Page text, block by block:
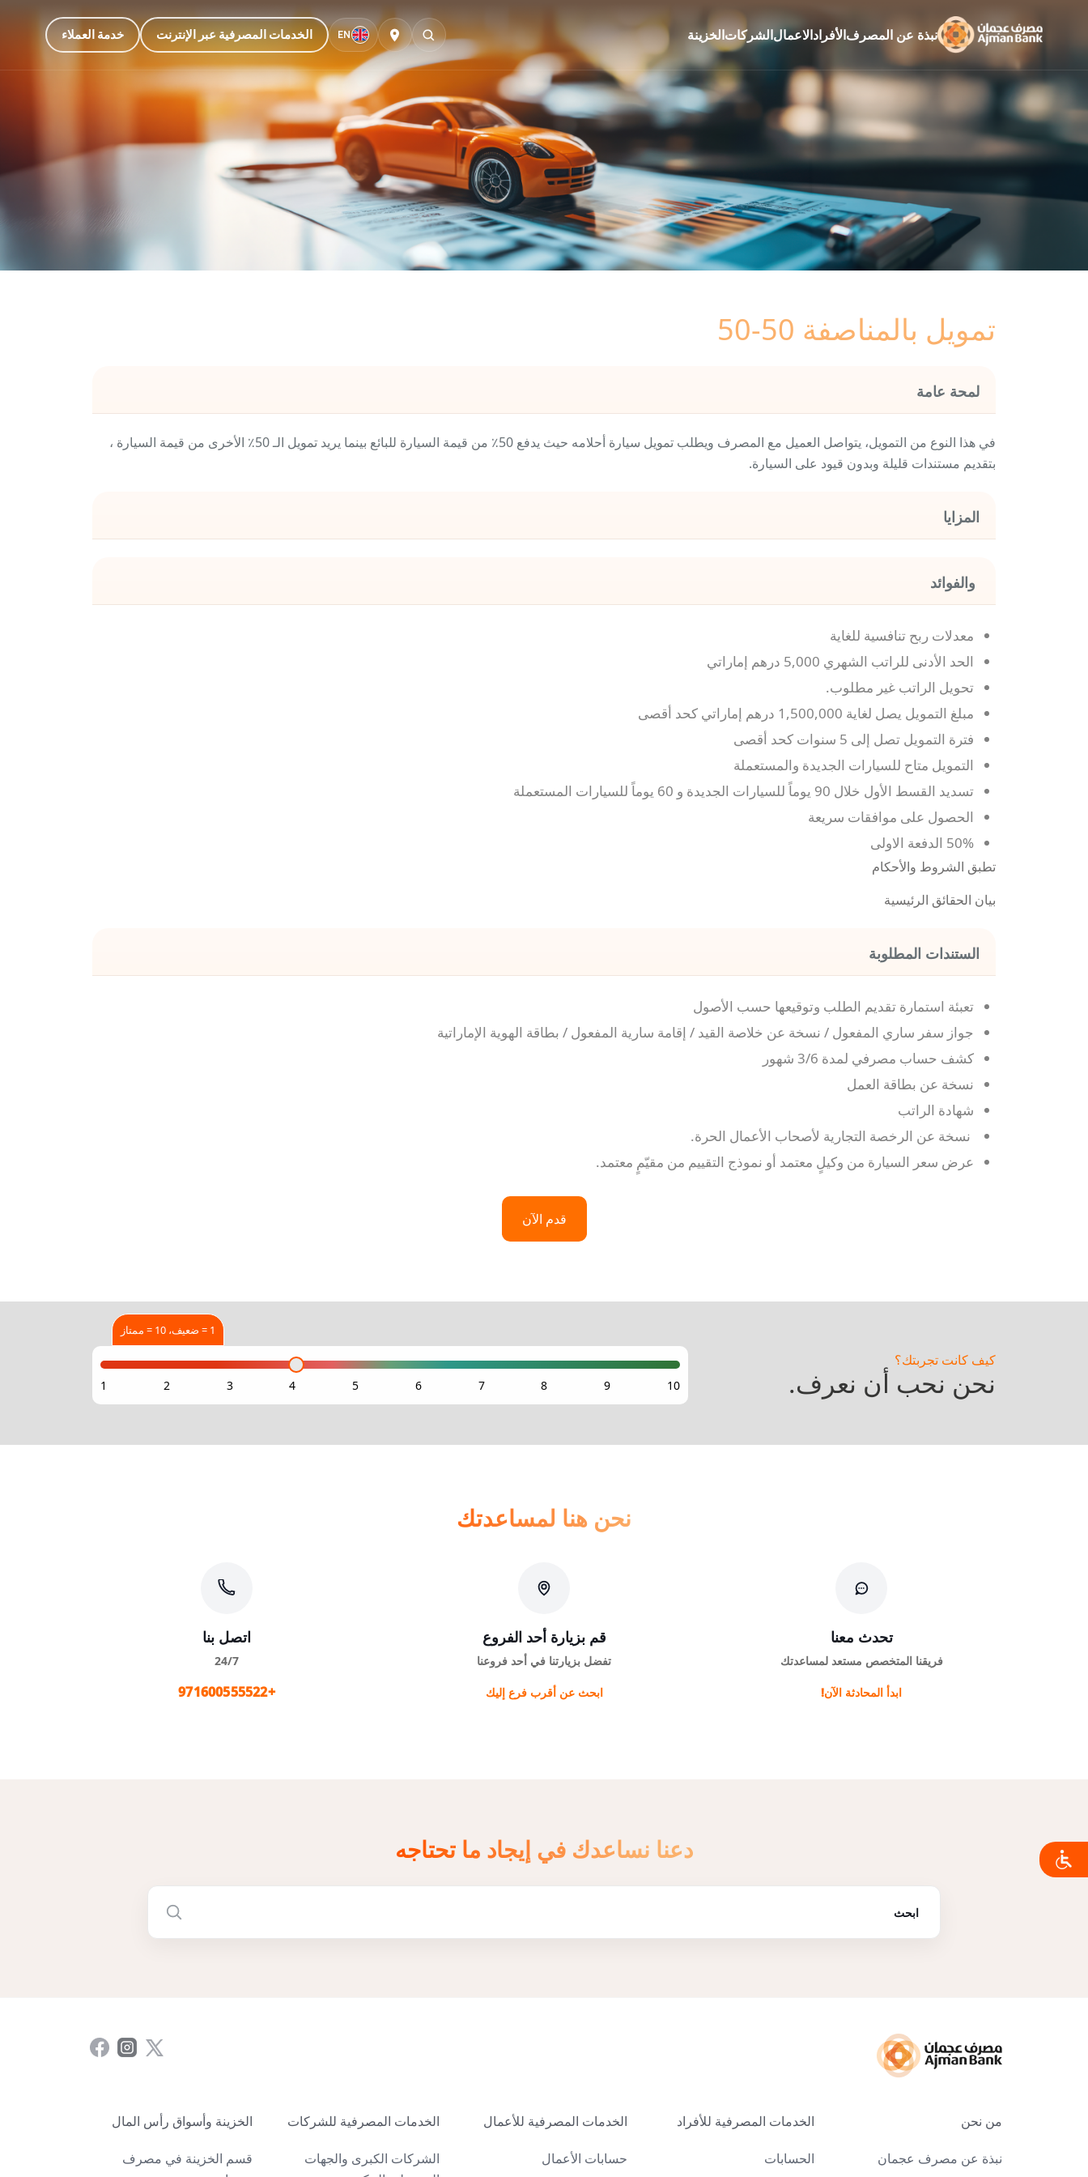
نبذة عن المصرفالأفرادالاعمالالشركاتالخزينة EN الخدمات المصرفية عبر الإنترنت خدمة العملاء
تمويل بالمناصفة 50-50
لمحة عامة
في هذا النوع من التمويل، يتواصل العميل مع المصرف ويطلب تمويل سيارة أحلامه حيث يدفع 50٪ من قيمة السيارة للبائع بينما يريد تمويل الـ 50٪ الأخرى من قيمة السيارة ،
بتقديم مستندات قليلة وبدون قيود على السيارة.
المزايا
والفوائد
معدلات ربح تنافسية للغاية
الحد الأدنى للراتب الشهري 5,000 درهم إماراتي
تحويل الراتب غير مطلوب.
مبلغ التمويل يصل لغاية 1,500,000 درهم إماراتي كحد أقصى
فترة التمويل تصل إلى 5 سنوات كحد أقصى
التمويل متاح للسيارات الجديدة والمستعملة
تسديد القسط الأول خلال 90 يوماً للسيارات الجديدة و 60 يوماً للسيارات المستعملة
الحصول على موافقات سريعة
50% الدفعة الاولى
تطبق الشروط والأحكام
بيان الحقائق الرئيسية
الستندات المطلوبة
تعبئة استمارة تقديم الطلب وتوقيعها حسب الأصول
جواز سفر ساري المفعول / نسخة عن خلاصة القيد / إقامة سارية المفعول / بطاقة الهوية الإماراتية
كشف حساب مصرفي لمدة 3/6 شهور
نسخة عن بطاقة العمل
شهادة الراتب
نسخة عن الرخصة التجارية لأصحاب الأعمال الحرة.
عرض سعر السيارة من وكيلٍ معتمد أو نموذج التقييم من مقيّمٍ معتمد.
قدم الآن
كيف كانت تجربتك؟
نحن نحب أن نعرف.
1 = ضعيف، 10 = ممتاز
نحن هنا لمساعدتك
تحدث معنا
فريقنا المتخصص مستعد لمساعدتك
ابدأ المحادثة الآن!
قم بزيارة أحد الفروع
تفضل بزيارتنا في أحد فروعنا
ابحث عن أقرب فرع إليك
اتصل بنا
24/7
+971600555522
دعنا نساعدك في إيجاد ما تحتاجه
من نحن
نبذة عن مصرف عجمان
الخدمات المصرفية للأفراد
الحسابات
الخدمات المصرفية للأعمال
حسابات الأعمال
الخدمات المصرفية للشركات
الشركات الكبرى والجهات
الخزينة وأسواق رأس المال
قسم الخزينة في مصرف